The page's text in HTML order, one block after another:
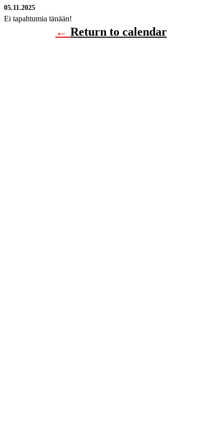
05.11.2025
Ei tapahtumia tänään!
← Return to calendar